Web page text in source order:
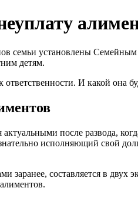
семьи установлены
детям.
ответственности. И какой
актуальными после развода,
исполняющий свой
заранее, составляется в